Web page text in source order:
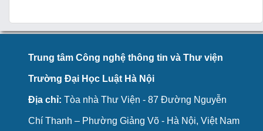
Trung tâm Công nghệ thông tin và Thư viện
Trường Đại Học Luật Hà Nội
Địa chỉ: Tòa nhà Thư Viện - 87 Đường Nguyễn
Chí Thanh – Phường Giảng Võ - Hà Nội, Việt Nam